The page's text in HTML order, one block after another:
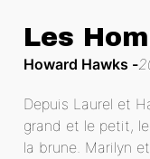
Les
Howard Hawks
Depuis Laurel et
grand et le petit,
la brune. Marilyn